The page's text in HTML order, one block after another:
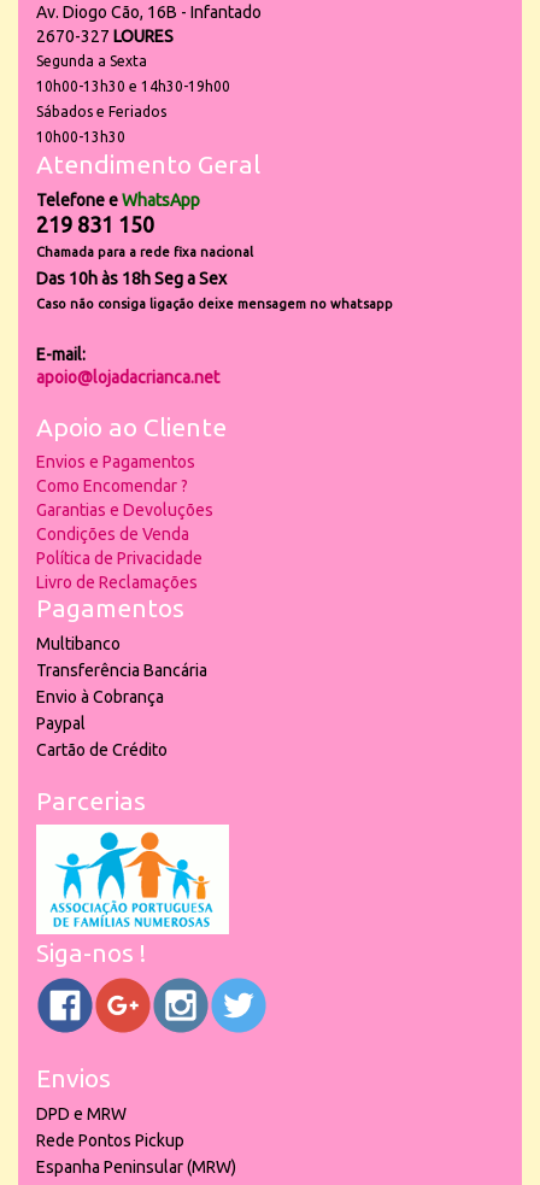
Av. Diogo Cão, 16B - Infantado
2670-327 LOURES
Segunda a Sexta
10h00-13h30 e 14h30-19h00
Sábados e Feriados
10h00-13h30
Atendimento Geral
Telefone eWhatsApp
219 831 150
Chamada para a rede fixa nacional
Das 10h às 18h Seg a Sex
Caso não consiga ligação deixe mensagem no whatsapp
E-mail:
apoio@lojadacrianca.net
Apoio ao Cliente
Envios e Pagamentos
Como Encomendar ?
Garantias e Devoluções
Condições de Venda
Política de Privacidade
Livro de Reclamações
Pagamentos
Multibanco
Transferência Bancária
Envio à Cobrança
Paypal
Cartão de Crédito
Parcerias
Siga-nos !
Envios
DPD e MRW
Rede Pontos Pickup
Espanha Peninsular (MRW)